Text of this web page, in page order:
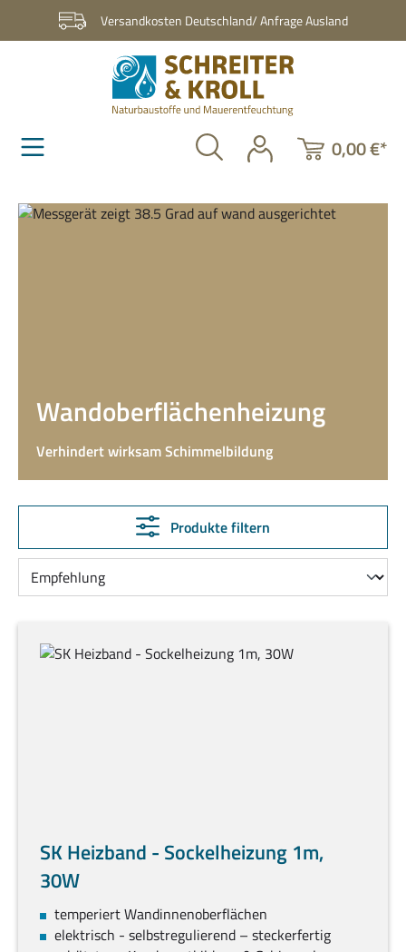
Zum Hauptinhalt springenVersandkosten Deutschland/ Anfrage Ausland
0,00 €*
Wandoberflächenheizung
Verhindert wirksam Schimmelbildung
Produkte filtern
SK Heizband - Sockelheizung 1m,
30W
temperiert Wandinnenoberflächen
elektrisch - selbstregulierend – steckerfertig